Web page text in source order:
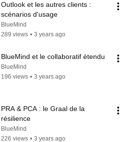
Outlook et les autres clients :
scénarios d'usage
BlueMind
289 views • 3 years ago
BlueMind et le collaboratif étendu
BlueMind
196 views • 3 years ago
PRA & PCA : le Graal de la
résilience
BlueMind
226 views • 3 years ago